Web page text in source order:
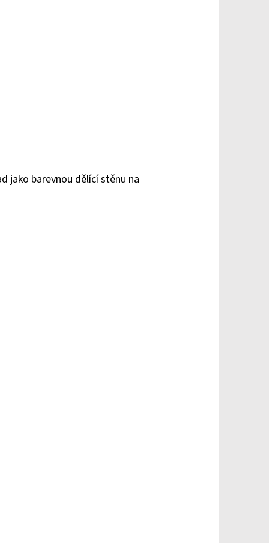
jako barevnou dělící stěnu na